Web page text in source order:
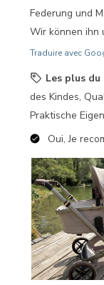
Federung und
Wir können ihn
Traduire avec
Les plus
des Kindes,
Praktische
Oui, Je